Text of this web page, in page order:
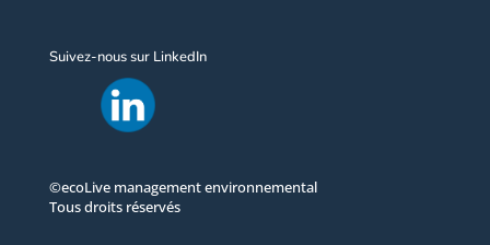
Suivez-nous sur LinkedIn
©ecoLive management environnemental
Tous droits réservés